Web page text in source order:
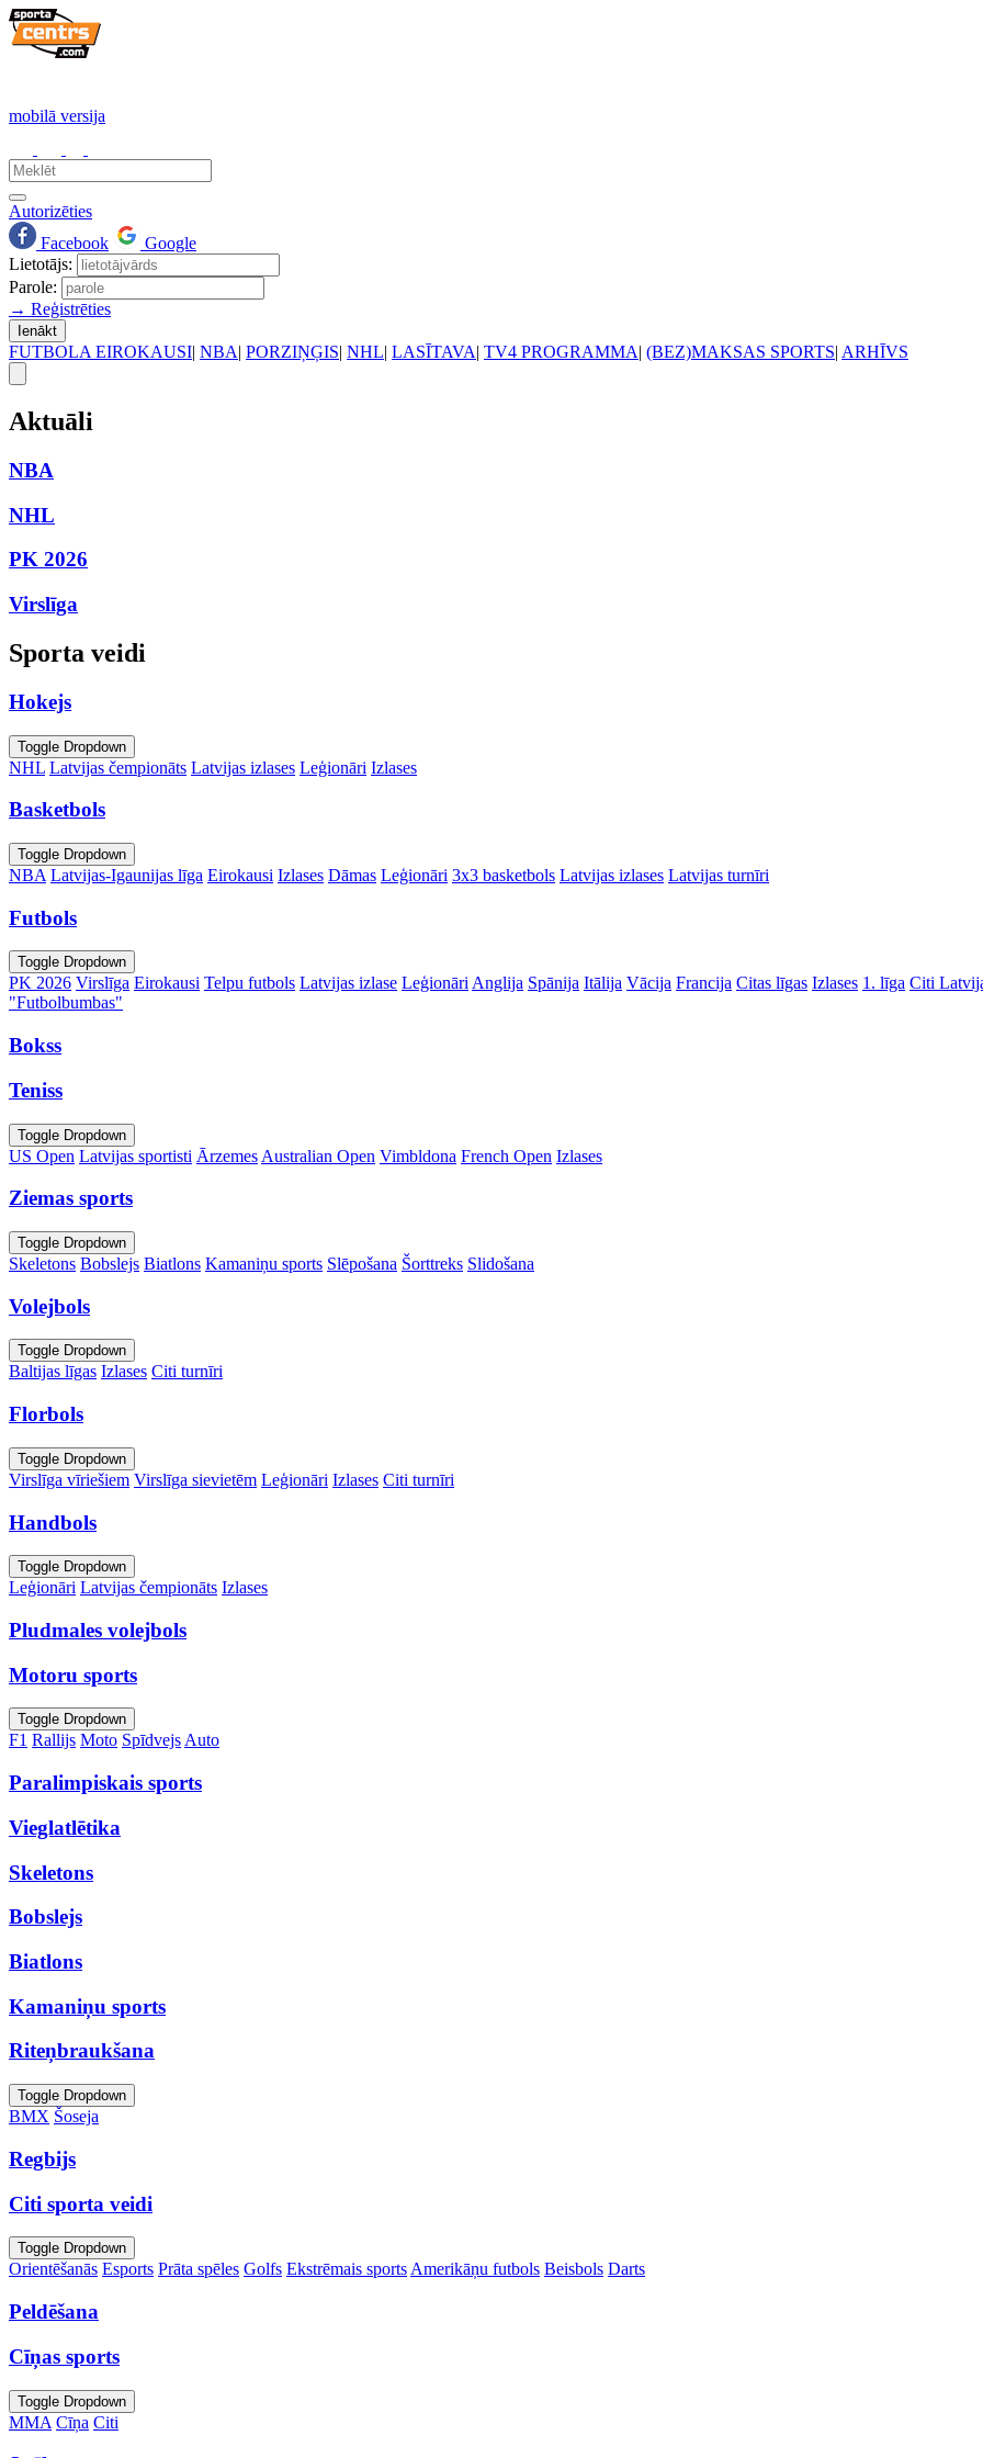
mobilā versija
Autorizēties
Facebook
Google
Lietotājs:
Parole:
→ Reģistrēties
Ienākt
FUTBOLA EIROKAUSI| NBA| PORZIŅĢIS| NHL| LASĪTAVA| TV4 PROGRAMMA| (BEZ)MAKSAS SPORTS| ARHĪVS
Aktuāli
NBA
NHL
PK 2026
Virslīga
Sporta veidi
Hokejs
Toggle Dropdown
NHL Latvijas čempionāts Latvijas izlases Leģionāri Izlases
Basketbols
Toggle Dropdown
NBA Latvijas-Igaunijas līga Eirokausi Izlases Dāmas Leģionāri 3x3 basketbols Latvijas izlases Latvijas turnīri
Futbols
Toggle Dropdown
PK 2026 Virslīga Eirokausi Telpu futbols Latvijas izlase Leģionāri Anglija Spānija Itālija Vācija Francija Citas līgas Izlases 1. līga Citi
"Futbolbumbas"
Bokss
Teniss
Toggle Dropdown
US Open Latvijas sportisti Ārzemes Australian Open Vimbldona French Open Izlases
Ziemas sports
Toggle Dropdown
Skeletons Bobslejs Biatlons Kamaniņu sports Slēpošana Šorttreks Slidošana
Volejbols
Toggle Dropdown
Baltijas līgas Izlases Citi turnīri
Florbols
Toggle Dropdown
Virslīga vīriešiem Virslīga sievietēm Leģionāri Izlases Citi turnīri
Handbols
Toggle Dropdown
Leģionāri Latvijas čempionāts Izlases
Pludmales volejbols
Motoru sports
Toggle Dropdown
F1 Rallijs Moto SpīdvejsAuto
Paralimpiskais sports
Vieglatlētika
Skeletons
Bobslejs
Biatlons
Kamaniņu sports
Riteņbraukšana
Toggle Dropdown
BMX Šoseja
Regbijs
Citi sporta veidi
Toggle Dropdown
Orientēšanās Esports Prāta spēles Golfs Ekstrēmais sports Amerikāņu futbols Beisbols Darts
Peldēšana
Cīņas sports
Toggle Dropdown
MMA Cīņa Citi